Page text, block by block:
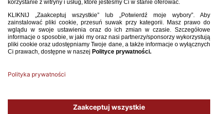
Krystian Rostek (Śląsk Wrocław)
Maciej Ruszkiewicz (Raków Częstochowa)
Franciszek Rzeszutek (Escola Varsovia)
Filip Skarb (Celtic FC)
Igor Tyjon (Blackburn Rovers)
Jakub Zieliński (Legia Warszawa)